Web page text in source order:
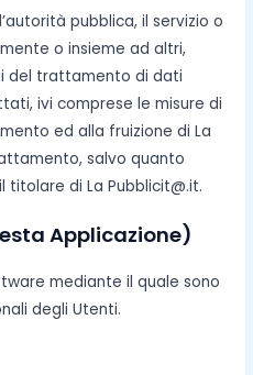
pubblica, il servizio o
o insieme ad altri,
del trattamento di dati
ivi comprese le misure di
ed alla fruizione di La
salvo quanto
di La Pubblicit@.it.
Applicazione)
mediante il quale sono
degli Utenti.